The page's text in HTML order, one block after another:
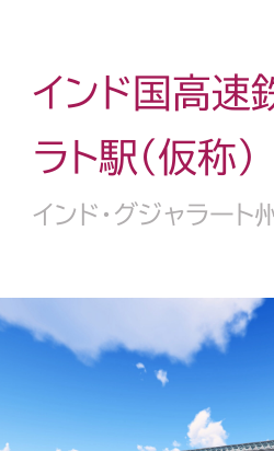
インド国高
ラト駅（仮称）
インド・グジャラート